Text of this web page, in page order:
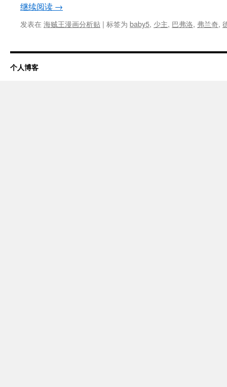
继续阅读 →
发表在 海贼王漫画分析贴 | 标签为 baby5, 少主, 巴弗洛, 弗兰奇,
个人博客